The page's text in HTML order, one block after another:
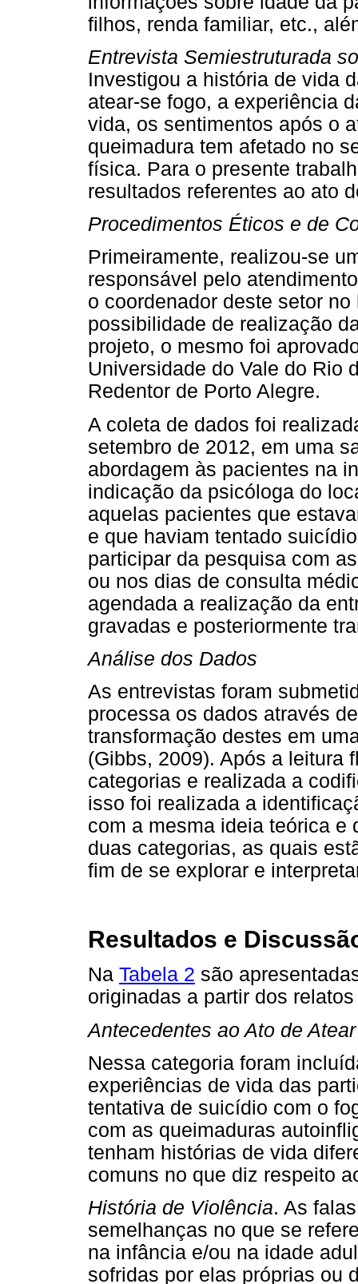
filhos, renda familiar, etc.,
Entrevista Semiestruturada
Investigou a história de vida
atear-se fogo, a experiência
vida, os sentimentos após o
queimadura tem afetado no
física. Para o presente
resultados referentes ao ato
Procedimentos Éticos e de
Primeiramente, realizou-se
responsável pelo
o coordenador deste setor
possibilidade de realização
projeto, o mesmo foi
Universidade do Vale do Rio
Redentor de Porto Alegre.
A coleta de dados foi
setembro de 2012, em uma
abordagem às pacientes na
indicação da psicóloga do
aquelas pacientes que
e que haviam tentado
participar da pesquisa com
ou nos dias de consulta
agendada a realização da
gravadas e posteriormente
Análise dos Dados
As entrevistas foram
processa os dados através
transformação destes em
(Gibbs, 2009). Após a leitura
categorias e realizada a
isso foi realizada a
com a mesma ideia teórica e
duas categorias, as quais
fim de se explorar e
Resultados e
Na Tabela 2 são
originadas a partir dos
Antecedentes ao Ato de
Nessa categoria foram
experiências de vida das
tentativa de suicídio com o
com as queimaduras
tenham histórias de vida
comuns no que diz respeito
História de Violência. As
semelhanças no que se
na infância e/ou na idade
sofridas por elas próprias ou